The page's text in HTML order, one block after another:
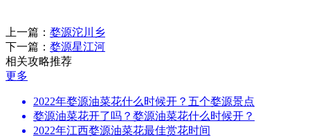
上一篇： 婺源沱川乡
下一篇： 婺源星江河
相关攻略推荐
更多
2022年婺源油菜花什么时候开？五个婺源景点
婺源油菜花开了吗？婺源油菜花什么时候开？
2022年江西婺源油菜花最佳赏花时间